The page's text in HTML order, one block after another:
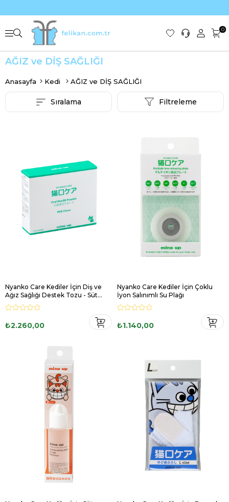
0
AĞIZ ve DİŞ SAĞLIĞI
Anasayfa Kedi AĞIZ ve DİŞ SAĞLIĞI
Filtreleme
Sıralama
Nyanko Care Kediler İçin Diş ve
Ağız Sağlığı Destek Tozu - Süt
aromalı
₺2.260,00
Nyanko Care Kediler İçin Çoklu
İyon Salınımlı Su Plağı
₺1.140,00